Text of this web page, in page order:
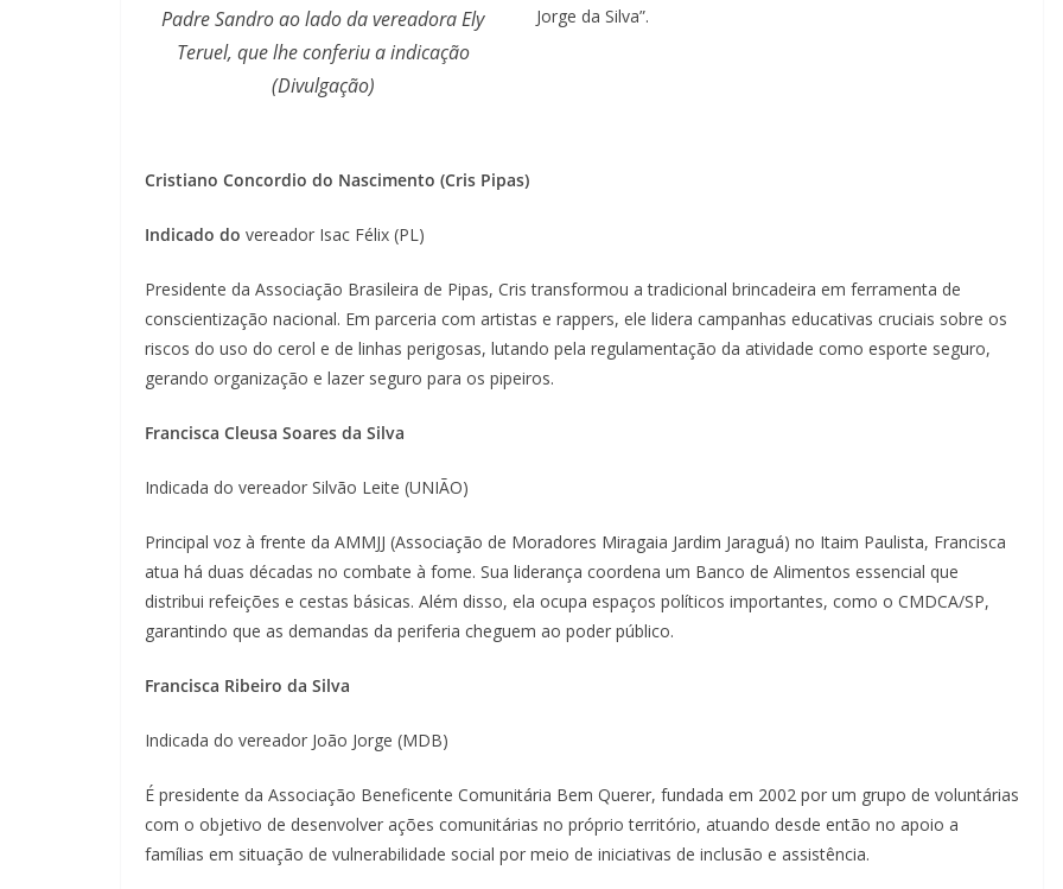
Padre Sandro ao lado da vereadora Ely
Teruel, que lhe conferiu a indicação
(Divulgação)
Jorge da Silva”.
Cristiano Concordio do Nascimento (Cris Pipas)
Indicado do vereador Isac Félix (PL)
Presidente da Associação Brasileira de Pipas, Cris transformou a tradicional brincadeira em ferramenta de
conscientização nacional. Em parceria com artistas e rappers, ele lidera campanhas educativas cruciais sobre os
riscos do uso do cerol e de linhas perigosas, lutando pela regulamentação da atividade como esporte seguro,
gerando organização e lazer seguro para os pipeiros.
Francisca Cleusa Soares da Silva
Indicada do vereador Silvão Leite (UNIÃO)
Principal voz à frente da AMMJJ (Associação de Moradores Miragaia Jardim Jaraguá) no Itaim Paulista, Francisca
atua há duas décadas no combate à fome. Sua liderança coordena um Banco de Alimentos essencial que
distribui refeições e cestas básicas. Além disso, ela ocupa espaços políticos importantes, como o CMDCA/SP,
garantindo que as demandas da periferia cheguem ao poder público.
Francisca Ribeiro da Silva
Indicada do vereador João Jorge (MDB)
É presidente da Associação Beneficente Comunitária Bem Querer, fundada em 2002 por um grupo de voluntárias
com o objetivo de desenvolver ações comunitárias no próprio território, atuando desde então no apoio a
famílias em situação de vulnerabilidade social por meio de iniciativas de inclusão e assistência.